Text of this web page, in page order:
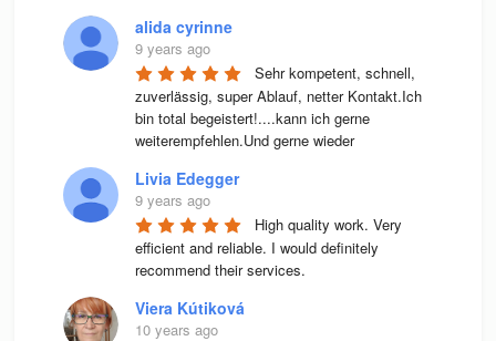
alida cyrinne
9 years ago
Sehr kompetent, schnell,
zuverlässig, super Ablauf, netter Kontakt.Ich
bin total begeistert!....kann ich gerne
weiterempfehlen.Und gerne wieder
Livia Edegger
9 years ago
High quality work. Very
efficient and reliable. I would definitely
recommend their services.
Viera Kútiková
10 years ago